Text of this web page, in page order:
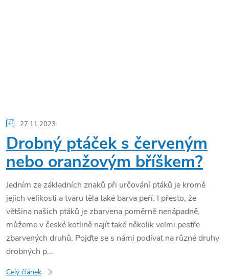
27.11.2023
Drobný ptáček s červeným
nebo oranžovým bříškem?
Jedním ze základních znaků při určování ptáků je kromě
jejich velikosti a tvaru těla také barva peří. I přesto, že
většina našich ptáků je zbarvena poměrně nenápadně,
můžeme v české kotlině najít také několik velmi pestře
zbarvených druhů. Pojďte se s námi podívat na různé druhy
drobných p...
Celý článek